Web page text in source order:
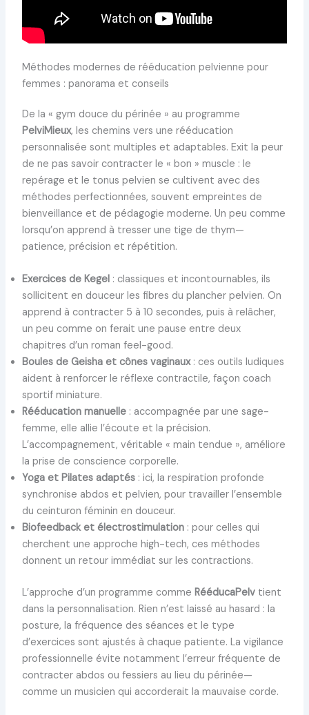
Méthodes modernes de rééducation pelvienne pour
femmes : panorama et conseils
De la « gym douce du périnée » au programme
PelviMieux, les chemins vers une rééducation
personnalisée sont multiples et adaptables. Exit la peur
de ne pas savoir contracter le « bon » muscle : le
repérage et le tonus pelvien se cultivent avec des
méthodes perfectionnées, souvent empreintes de
bienveillance et de pédagogie moderne. Un peu comme
lorsqu’on apprend à tresser une tige de thym—
patience, précision et répétition.
Exercices de Kegel: classiques et incontournables, ils
sollicitent en douceur les fibres du plancher pelvien. On
apprend à contracter 5 à 10 secondes, puis à relâcher,
un peu comme on ferait une pause entre deux
chapitres d’un roman feel-good.
Boules de Geisha et cônes vaginaux: ces outils ludiques
aident à renforcer le réflexe contractile, façon coach
sportif miniature.
Rééducation manuelle: accompagnée par une sage-
femme, elle allie l’écoute et la précision.
L’accompagnement, véritable « main tendue », améliore
la prise de conscience corporelle.
Yoga et Pilates adaptés: ici, la respiration profonde
synchronise abdos et pelvien, pour travailler l’ensemble
du ceinturon féminin en douceur.
Biofeedback et électrostimulation: pour celles qui
cherchent une approche high-tech, ces méthodes
donnent un retour immédiat sur les contractions.
L’approche d’un programme comme RééducaPelvtient
dans la personnalisation. Rien n’est laissé au hasard : la
posture, la fréquence des séances et le type
d’exercices sont ajustés à chaque patiente. La vigilance
professionnelle évite notamment l’erreur fréquente de
contracter abdos ou fessiers au lieu du périnée—
comme un musicien qui accorderait la mauvaise corde.